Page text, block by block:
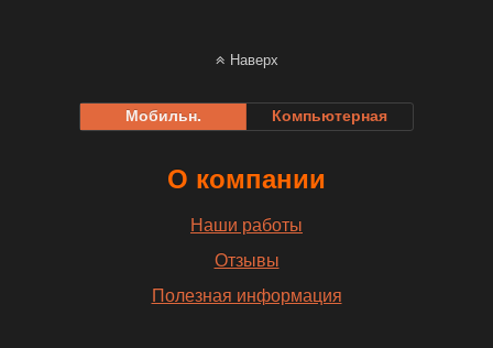
Наверх
Мобильн. Компьютерная
О компании
Наши работы
Отзывы
Полезная информация